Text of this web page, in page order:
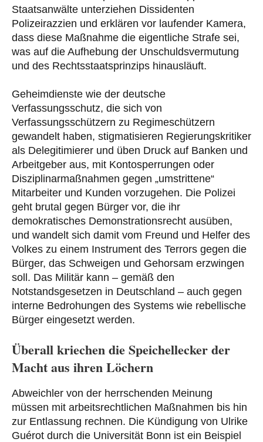
Staatsanwälte unterziehen Dissidenten
Polizeirazzien und erklären vor laufender Kamera,
dass diese Maßnahme die eigentliche Strafe sei,
was auf die Aufhebung der Unschuldsvermutung
und des Rechtsstaatsprinzips hinausläuft.
Geheimdienste wie der deutsche
Verfassungsschutz, die sich von
Verfassungsschützern zu Regimeschützern
gewandelt haben, stigmatisieren Regierungskritiker
als Delegitimierer und üben Druck auf Banken und
Arbeitgeber aus, mit Kontosperrungen oder
Disziplinarmaßnahmen gegen „umstrittene“
Mitarbeiter und Kunden vorzugehen. Die Polizei
geht brutal gegen Bürger vor, die ihr
demokratisches Demonstrationsrecht ausüben,
und wandelt sich damit vom Freund und Helfer des
Volkes zu einem Instrument des Terrors gegen die
Bürger, das Schweigen und Gehorsam erzwingen
soll. Das Militär kann – gemäß den
Notstandsgesetzen in Deutschland – auch gegen
interne Bedrohungen des Systems wie rebellische
Bürger eingesetzt werden.
Überall kriechen die Speichellecker der
Macht aus ihren Löchern
Abweichler von der herrschenden Meinung
müssen mit arbeitsrechtlichen Maßnahmen bis hin
zur Entlassung rechnen. Die Kündigung von Ulrike
Guérot durch die Universität Bonn ist ein Beispiel